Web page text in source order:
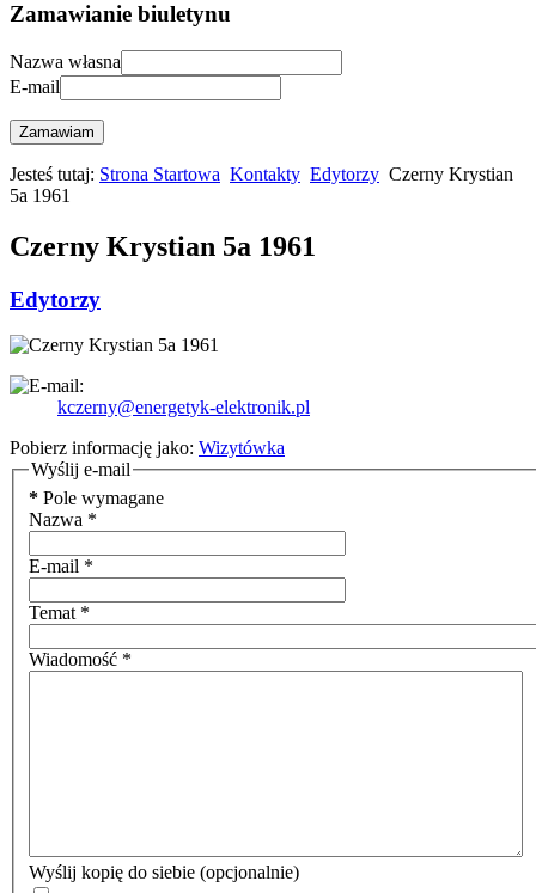
Zamawianie biuletynu
Nazwa własna
E-mail
Zamawiam
Jesteś tutaj: Strona Startowa Kontakty Edytorzy Czerny Krystian
5a 1961
Czerny Krystian 5a 1961
Edytorzy
kczerny@energetyk-elektronik.pl
Pobierz informację jako: Wizytówka
Wyślij e-mail
* Pole wymagane
Nazwa *
E-mail *
Temat *
Wiadomość *
Wyślij kopię do siebie (opcjonalnie)